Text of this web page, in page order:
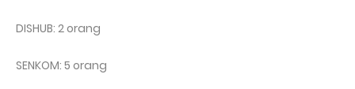
DISHUB: 2 orang
SENKOM: 5 orang